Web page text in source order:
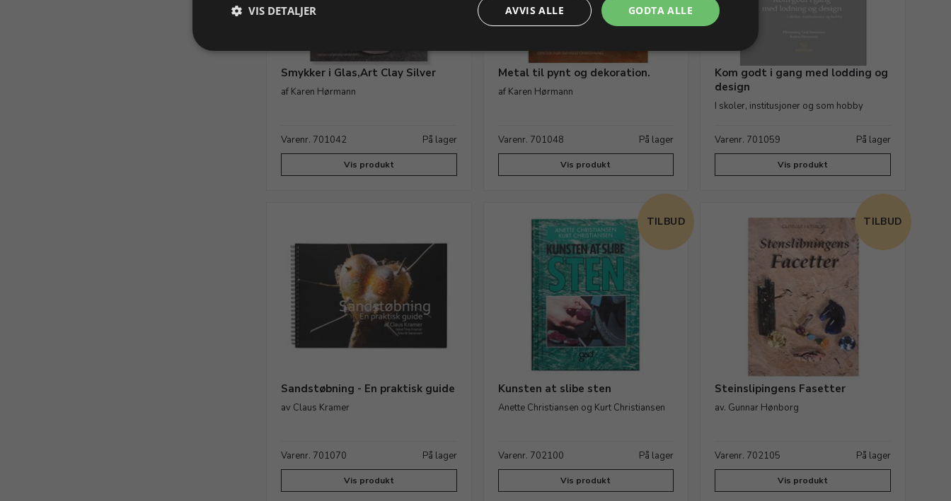
Smykker i Glas,Art Clay Silver
af Karen Hørmann
Varenr. 701042 På lager
Vis produkt
Metal til pynt og dekoration.
af Karen Hørmann
Varenr. 701048 På lager
Vis produkt
Kom godt i gang med lodding og
design
I skoler, institusjoner og som hobby
Varenr. 701059 På lager
Vis produkt
Sandstøbning - En praktisk guide
av Claus Kramer
Varenr. 701070 På lager
Vis produkt
TILBUD
Kunsten at slibe sten
Anette Christiansen og Kurt Christiansen
Varenr. 702100 På lager
Vis produkt
TILBUD
Steinslipingens Fasetter
av. Gunnar Hønborg
Varenr. 702105 På lager
Vis produkt
GODTA ALLE
AVVIS ALLE
VIS DETALJER